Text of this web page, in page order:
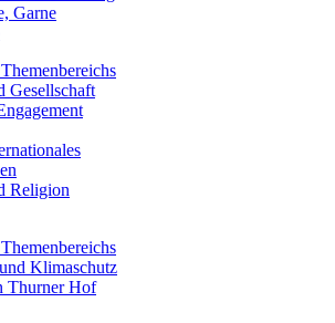
Garne
Gesellschaft
Religion
Klimaschutz
Thurner Hof